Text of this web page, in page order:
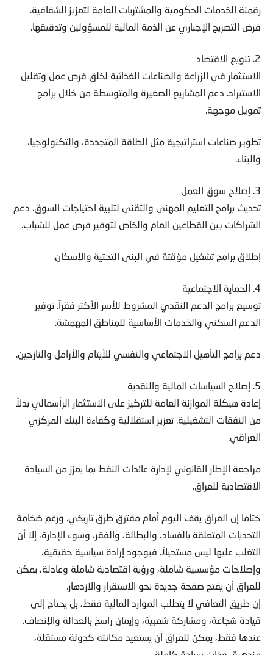
رقمنة الخدمات الحكومية والمشتريات العامة لتعزيز الشفافية.
فرض التصريح الإجباري عن الذمة المالية للمسؤولين وتدقيقها.
2. تنويع الاقتصاد
الاستثمار في الزراعة والصناعات الغذائية لخلق فرص عمل وتقليل
الاستيراد. دعم المشاريع الصغيرة والمتوسطة من خلال برامج
تمويل موجهة.
تطوير صناعات استراتيجية مثل الطاقة المتجددة، والتكنولوجيا،
والبناء.
3. إصلاح سوق العمل
تحديث برامج التعليم المهني والتقني لتلبية احتياجات السوق. دعم
الشراكات بين القطاعين العام والخاص لتوفير فرص عمل للشباب.
إطلاق برامج تشغيل مؤقتة في البنى التحتية والإسكان.
4. الحماية الاجتماعية
توسيع برامج الدعم النقدي المشروط للأسر الأكثر فقراً. توفير
الدعم السكني والخدمات الأساسية للمناطق المهمشة.
دعم برامج التأهيل الاجتماعي والنفسي للأيتام والأرامل والنازحين.
5. إصلاح السياسات المالية والنقدية
إعادة هيكلة الموازنة العامة للتركيز على الاستثمار الرأسمالي بدلاً
من النفقات التشغيلية. تعزيز استقلالية وكفاءة البنك المركزي
العراقي.
مراجعة الإطار القانوني لإدارة عائدات النفط بما يعزز من السيادة
الاقتصادية للعراق.
ختاما إن العراق يقف اليوم أمام مفترق طرق تاريخي. ورغم ضخامة
التحديات المتعلقة بالفساد، والبطالة، والفقر، وسوء الإدارة، إلا أن
التغلب عليها ليس مستحيلاً. فبوجود إرادة سياسية حقيقية،
وإصلاحات مؤسسية شاملة، ورؤية اقتصادية شاملة وعادلة، يمكن
للعراق أن يفتح صفحة جديدة نحو الاستقرار والازدهار.
إن طريق التعافي لا يتطلب الموارد المالية فقط، بل يحتاج إلى
قيادة شجاعة، ومشاركة شعبية، وإيمان راسخ بالعدالة والإنصاف.
عندها فقط، يمكن للعراق أن يستعيد مكانته كدولة مستقلة،